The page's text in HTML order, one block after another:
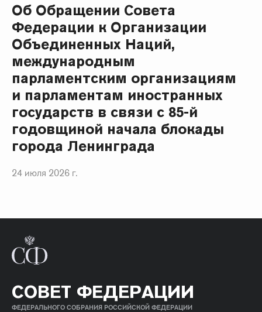
Об Обращении Совета
Федерации к Организации
Объединенных Наций,
международным
парламентским организациям
и парламентам иностранных
государств в связи с 85-й
годовщиной начала блокады
города Ленинграда
24 июля 2026 г.
СОВЕТ ФЕДЕРАЦИИ
ФЕДЕРАЛЬНОГО СОБРАНИЯ РОССИЙСКОЙ ФЕДЕРАЦИИ